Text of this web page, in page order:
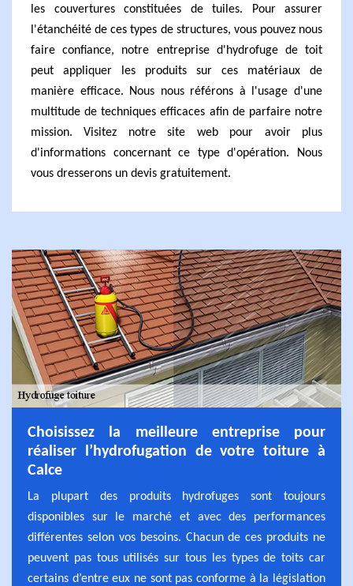
les couvertures constituées de tuiles. Pour assurer
l'étanchéité de ces types de structures, vous pouvez nous
faire confiance, notre entreprise d'hydrofuge de toit
peut appliquer les produits sur ces matériaux de
manière efficace. Nous nous référons à l'usage d'une
multitude de techniques efficaces afin de parfaire notre
mission. Visitez notre site web pour avoir plus
d'informations concernant ce type d'opération. Nous
vous dresserons un devis gratuitement.
Choisissez la meilleure entreprise pour
réaliser l’hydrofugation de votre toiture à
Calce
La plupart des produits hydrofuges sont toujours
disponibles sur le marché et avec des performances
différentes selon vos besoins. Chacun de ces produits ne
peuvent pas tous utilisés sur tous les types de toits car
certains d’entre eux ne sont pas conforme à la législation